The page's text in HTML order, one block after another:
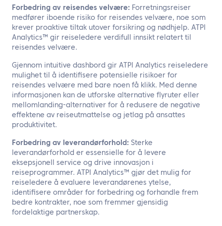
Forbedring av reisendes velvære: Forretningsreiser
medfører iboende risiko for reisendes velvære, noe som
krever proaktive tiltak utover forsikring og nødhjelp. ATPI
Analytics™ gir reiseledere verdifull innsikt relatert til
reisendes velvære.
Gjennom intuitive dashbord gir ATPI Analytics reiseledere
mulighet til å identifisere potensielle risikoer for
reisendes velvære med bare noen få klikk. Med denne
informasjonen kan de utforske alternative flyruter eller
mellomlanding-alternativer for å redusere de negative
effektene av reiseutmattelse og jetlag på ansattes
produktivitet.
Forbedring av leverandørforhold: Sterke
leverandørforhold er essensielle for å levere
eksepsjonell service og drive innovasjon i
reiseprogrammer. ATPI Analytics™ gjør det mulig for
reiseledere å evaluere leverandørenes ytelse,
identifisere områder for forbedring og forhandle frem
bedre kontrakter, noe som fremmer gjensidig
fordelaktige partnerskap.